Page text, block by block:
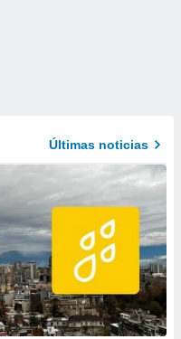
Últimas noticias